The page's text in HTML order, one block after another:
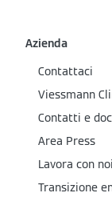
Azienda
Contattaci
Viessmann
Contatti e
Area Press
Lavora con noi
Transizione